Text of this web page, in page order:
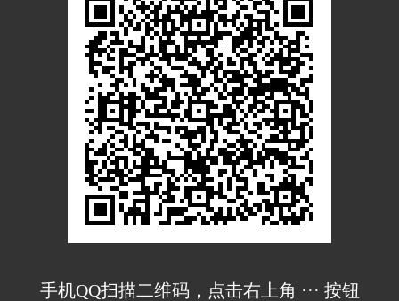
手机QQ扫描二维码，点击右上角 ··· 按钮